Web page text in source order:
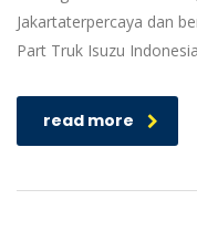
Jakartaterpercaya dan
Part Truk Isuzu
read more